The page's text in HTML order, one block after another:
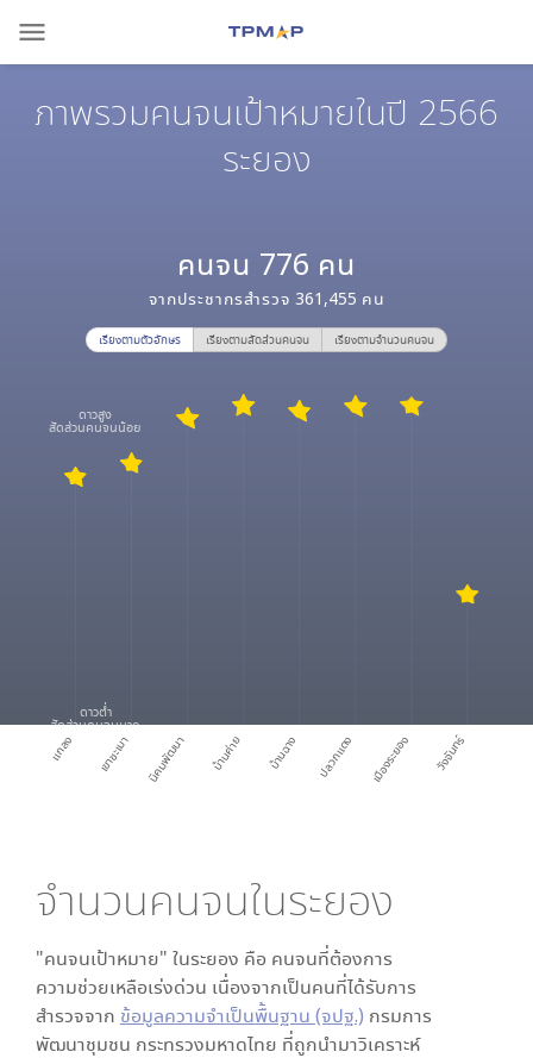
menu
ภาพรวมคนจนเป้าหมายในปี 2566
ระยอง
คนจน 776 คน
จากประชากรสำรวจ 361,455 คน
เรียงตามตัวอักษร เรียงตามสัดส่วนคนจน เรียงตามจำนวนคนจน
แกลง เขาชะเมา นิคมพัฒนา บ้านค่าย บ้านฉาง ปลวกแดง เมืองระยอง วังจันทร์
ดาวสูง
สัดส่วนคนจนน้อย
ดาวต่ำ
สัดส่วนคนจนมาก
จำนวนคนจนในระยอง
"คนจนเป้าหมาย" ในระยอง คือ คนจนที่ต้องการ
ความช่วยเหลือเร่งด่วน เนื่องจากเป็นคนที่ได้รับการ
สำรวจจาก ข้อมูลความจำเป็นพื้นฐาน (จปฐ.) กรมการ
พัฒนาชุมชน กระทรวงมหาดไทย ที่ถูกนำมาวิเคราะห์